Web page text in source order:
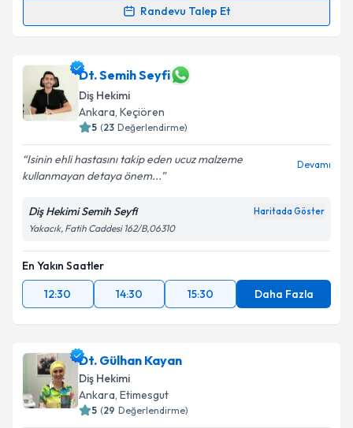
Randevu Talep Et
hazırlandığında e-posta ile bilgilendireceğiz.
E-posta Adresiniz
Kişisel verilerimin işlenmesine ilişkin
kapsamda işlenmesini kabul ediyorum.
Dt. Semih Seyfi
Diş Hekimi
Ankara, Keçiören
5 (23 Değerlendirme)
Isinin ehli hastasını takip eden ucuz malzeme
kullanmayan detaya önem...
Devamı
Diş Hekimi Semih Seyfi Haritada Göster
Yakacık, Fatih Caddesi 162/B,06310
En Yakın Saatler
12:30
14:30 15:30 Daha Fazla
Dt. Gülhan Kayan
Diş Hekimi
Ankara, Etimesgut
5 (29 Değerlendirme)